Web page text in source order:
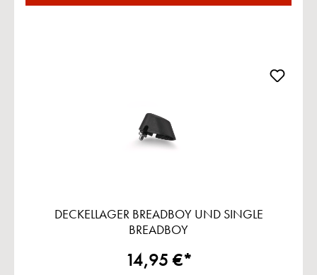
DECKELLAGER BREADBOY UND SINGLE
BREADBOY
14,95 €*